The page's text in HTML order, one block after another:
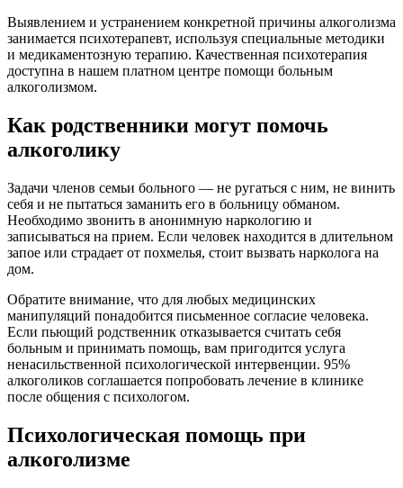
Выявлением и устранением конкретной причины алкоголизма
занимается психотерапевт, используя специальные методики
и медикаментозную терапию. Качественная психотерапия
доступна в нашем платном центре помощи больным
алкоголизмом.
Как родственники могут помочь
алкоголику
Задачи членов семьи больного — не ругаться с ним, не винить
себя и не пытаться заманить его в больницу обманом.
Необходимо звонить в анонимную наркологию и
записываться на прием. Если человек находится в длительном
запое или страдает от похмелья, стоит вызвать нарколога на
дом.
Обратите внимание, что для любых медицинских
манипуляций понадобится письменное согласие человека.
Если пьющий родственник отказывается считать себя
больным и принимать помощь, вам пригодится услуга
ненасильственной психологической интервенции. 95%
алкоголиков соглашается попробовать лечение в клинике
после общения с психологом.
Психологическая помощь при
алкоголизме